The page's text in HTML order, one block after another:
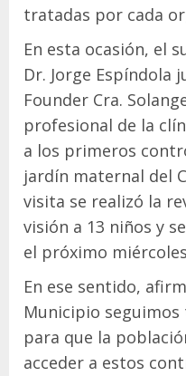
tratadas por cada
En esta ocasión, el
Dr. Jorge Espíndola
Founder Cra.
profesional de la
a los primeros
jardín maternal del
visita se realizó la
visión a 13 niños y
el próximo
En ese sentido,
Municipio
para que la
acceder a estos